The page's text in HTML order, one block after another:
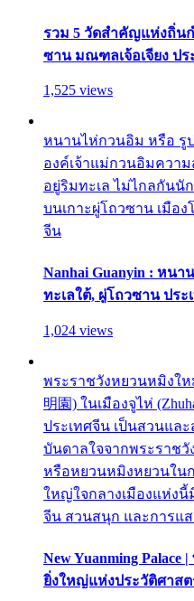
รวม 5 วัดสำคัญแห่งถิ่นก
ซาน มณฑลเจ้อเจียง ปร
1,525 views
หนานไห่กวนอิม หรือ รู
องค์เจ้าแม่กวนอิมความ
อยู่ริมทะเล ไม่ไกลกันนั
บนเกาะผู่โถวซาน เมือ
จีน
Nanhai Guanyin : หน
ทะเลใต้, ผู่โถวซาน ประ
1,024 views
พระราชวังหยวนหมิงใหม่
明園) ในเมืองจูไห่
ประเทศจีน เป็นสวนแล
บันดาลใจจากพระราชวัง
หรือหยวนหมิงหยวนใน
ใหญ่ใจกลางเมืองแห่ง
จีน สวนสนุก และการแส
New Yuanming
ยิ่งใหญ่แห่งประวัติศาส